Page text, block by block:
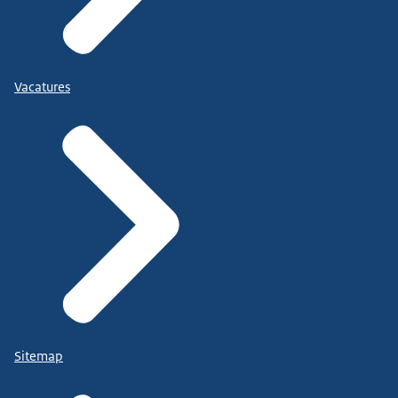
Vacatures
Sitemap